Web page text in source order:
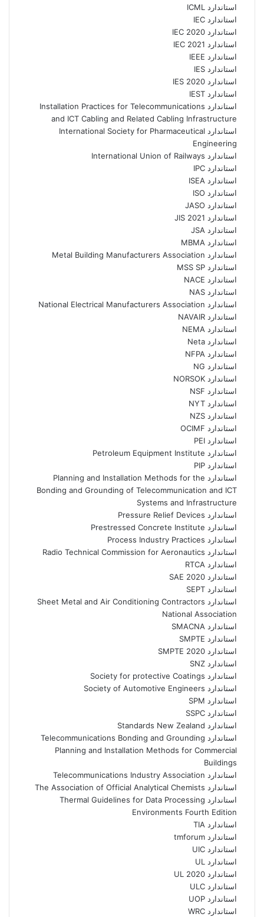
استاندارد ICML
استاندارد IEC
استاندارد IEC 2020
استاندارد IEC 2021
استاندارد IEEE
استاندارد IES
استاندارد IES 2020
استاندارد IEST
استاندارد Installation Practices for Telecommunications
and ICT Cabling and Related Cabling Infrastructure
استاندارد International Society for Pharmaceutical
Engineering
استاندارد International Union of Railways
استاندارد IPC
استاندارد ISEA
استاندارد ISO
استاندارد JASO
استاندارد JIS 2021
استاندارد JSA
استاندارد MBMA
استاندارد Metal Building Manufacturers Association
استاندارد MSS SP
استاندارد NACE
استاندارد NAS
استاندارد National Electrical Manufacturers Association
استاندارد NAVAIR
استاندارد NEMA
استاندارد Neta
استاندارد NFPA
استاندارد NG
استاندارد NORSOK
استاندارد NSF
استاندارد NYT
استاندارد NZS
استاندارد OCIMF
استاندارد PEI
استاندارد Petroleum Equipment Institute
استاندارد PIP
استاندارد Planning and Installation Methods for the
Bonding and Grounding of Telecommunication and ICT
Systems and Infrastructure
استاندارد Pressure Relief Devices
استاندارد Prestressed Concrete Institute
استاندارد Process Industry Practices
استاندارد Radio Technical Commission for Aeronautics
استاندارد RTCA
استاندارد SAE 2020
استاندارد SEPT
استاندارد Sheet Metal and Air Conditioning Contractors
National Association
استاندارد SMACNA
استاندارد SMPTE
استاندارد SMPTE 2020
استاندارد SNZ
استاندارد Society for protective Coatings
استاندارد Society of Automotive Engineers
استاندارد SPM
استاندارد SSPC
استاندارد Standards New Zealand
استاندارد Telecommunications Bonding and Grounding
Planning and Installation Methods for Commercial
Buildings
استاندارد Telecommunications Industry Association
استاندارد The Association of Official Analytical Chemists
استاندارد Thermal Guidelines for Data Processing
Environments Fourth Edition
استاندارد TIA
استاندارد tmforum
استاندارد UIC
استاندارد UL
استاندارد UL 2020
استاندارد ULC
استاندارد UOP
استاندارد WRC